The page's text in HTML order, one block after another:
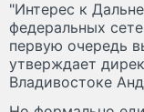
"Интерес к
федеральных
первую очередь
утверждает
Владивостоке